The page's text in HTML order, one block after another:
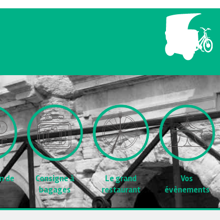
de
Consigne à
bagages
Le grand
restaurant
Vos
évènements